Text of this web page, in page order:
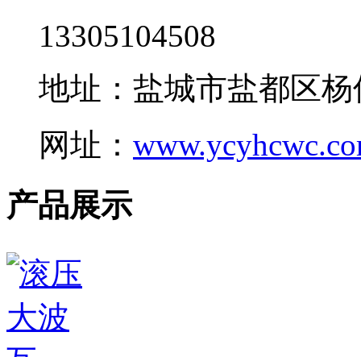
13305104508
地址：盐城市盐都区
网址：
产品展示